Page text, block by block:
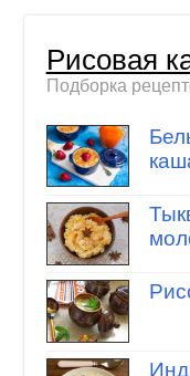
Рисовая
Подборка